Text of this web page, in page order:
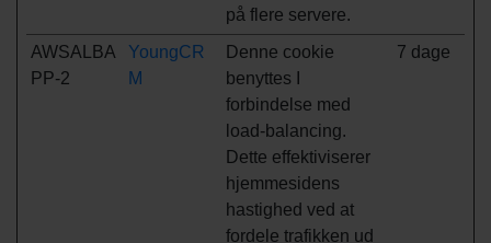
på flere servere.
AWSALBA
PP-2
YoungCR
M
Denne cookie
benyttes I
forbindelse med
load-balancing.
Dette effektiviserer
hjemmesidens
hastighed ved at
fordele trafikken ud
7 dage